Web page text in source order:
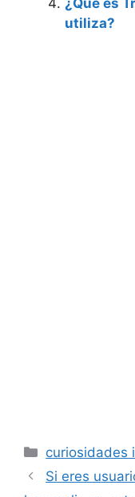
utiliza?
Categorías
curiosidades
Si eres